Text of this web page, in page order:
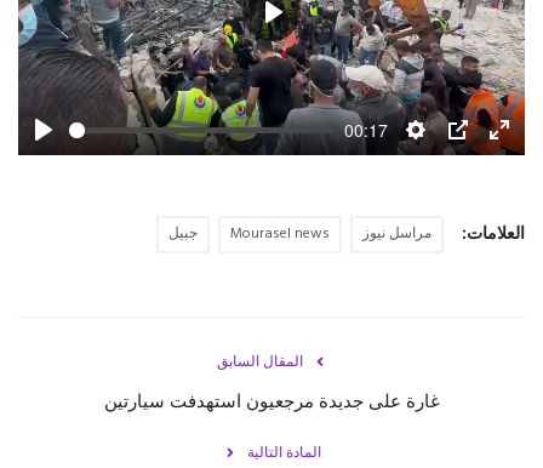
حياة
Play
00:17
Settings
PIP
Enter
Play
العلامات: مراسل نيوز Mourasel news جبيل
المقال السابق
غارة على جديدة مرجعيون استهدفت سيارتين
المادة التالية